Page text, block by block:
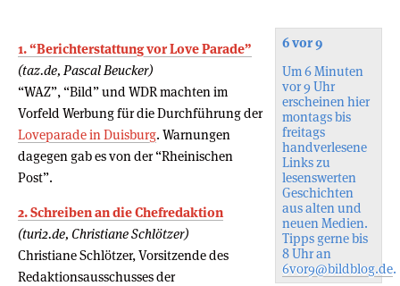
6 vor 9
Um 6 Minuten
vor 9 Uhr
erscheinen hier
montags bis
freitags
handverlesene
Links zu
lesenswerten
Geschichten
aus alten und
neuen Medien.
Tipps gerne bis
8 Uhr an
6vor9@bildblog.de.
1. “Berichterstattung vor Love Parade”
(taz.de, Pascal Beucker)
“WAZ”, “Bild” und WDR machten im
Vorfeld Werbung für die Durchführung der
Loveparade in Duisburg. Warnungen
dagegen gab es von der “Rheinischen
Post”.
2. Schreiben an die Chefredaktion
(turi2.de, Christiane Schlötzer)
Christiane Schlötzer, Vorsitzende des
Redaktionsausschusses der